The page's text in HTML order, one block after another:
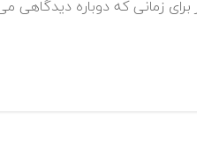
زمانی که دوباره دیدگاهی